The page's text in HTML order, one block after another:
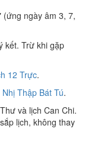
(ứng ngày âm 3, 7,
kết. Trừ khi gặp
12 Trực.
Thập Bát Tú.
và lịch Can Chi.
lịch, không thay